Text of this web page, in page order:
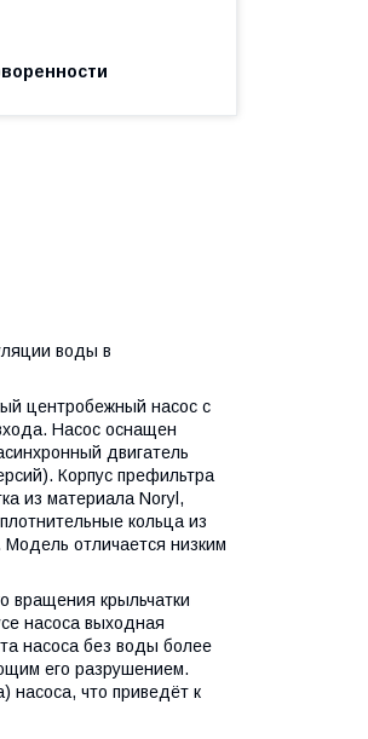
воды в
центробежный насос с
Насос оснащен
двигатель
Корпус префильтра
из материала Noryl,
кольца из
отличается низким
вращения крыльчатки
насоса выходная
насоса без воды более
его разрушением.
насоса, что приведёт к